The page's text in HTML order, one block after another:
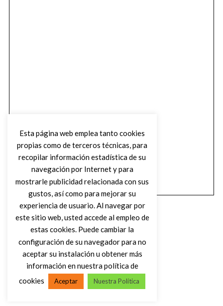
VOLVER AL INICIO
Esta página web emplea tanto cookies
propias como de terceros técnicas, para
recopilar información estadística de su
navegación por Internet y para
mostrarle publicidad relacionada con sus
gustos, así como para mejorar su
experiencia de usuario. Al navegar por
este sitio web, usted accede al empleo de
estas cookies. Puede cambiar la
configuración de su navegador para no
aceptar su instalación u obtener más
información en nuestra política de
cookies
Aceptar Nuestra Política